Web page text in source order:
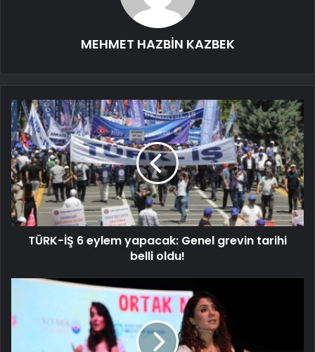
MEHMET HAZBİN KAZBEK
TÜRK-İŞ 6 eylem yapacak: Genel grevin tarihi
belli oldu!